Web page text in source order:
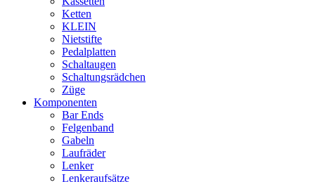
Ketten
KLEIN
Nietstifte
Pedalplatten
Schaltaugen
Schaltungsrädchen
Züge
Komponenten
Bar Ends
Felgenband
Gabeln
Laufräder
Lenker
Lenkeraufsätze